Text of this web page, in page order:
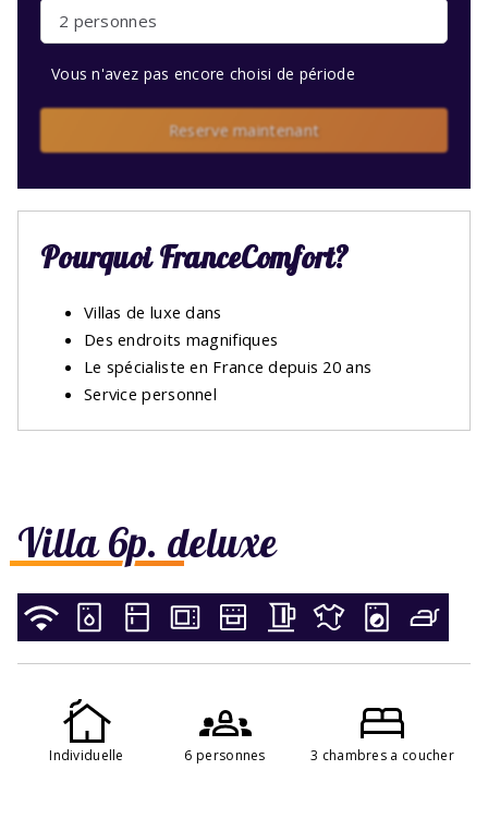
Villa 6p. deluxe
Individuelle 6 personnes 3 chambres a coucher
2 personnes
Vous n'avez pas encore choisi de période
Reserve maintenant
Pourquoi FranceComfort?
Villas de luxe dans
Des endroits magnifiques
Le spécialiste en France depuis 20 ans
Service personnel